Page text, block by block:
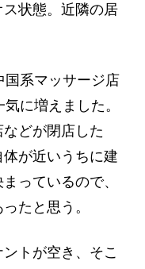
状態。近隣の居
国系マッサージ店
に増えました。
どが閉店した
が近いうちに建
っているので、
たと思う。
トが空き、そこ